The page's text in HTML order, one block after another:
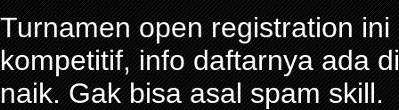
Turnamen open registration
kompetitif, info daftarnya ada
naik. Gak bisa asal spam skill.